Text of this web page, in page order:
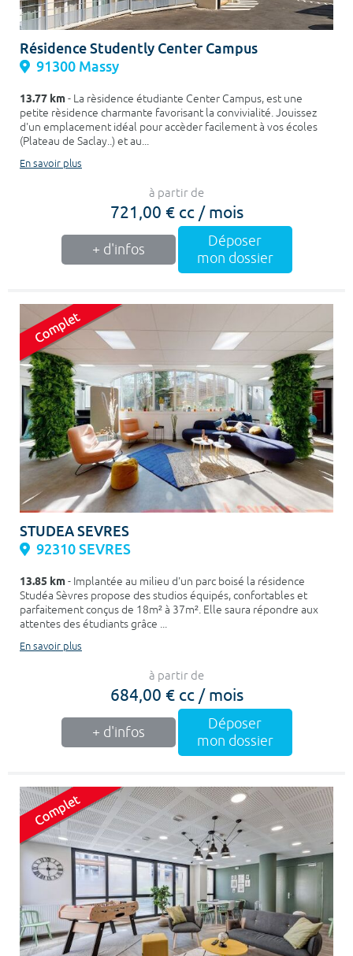
Résidence Studently Center Campus
91300 Massy
13.77 km- La rèsidence étudiante Center Campus, est une
petite rèsidence charmante favorisant la convivialité. Jouissez
d'un emplacement idéal pour accèder facilement à vos écoles
(Plateau de Saclay..) et au...
En savoir plus
à partir de
721,00 € cc / mois
+ d'infos
Déposer
mon dossier
STUDEA SEVRES
92310 SEVRES
13.85 km- Implantée au milieu d'un parc boisé la résidence
Studéa Sèvres propose des studios équipés, confortables et
parfaitement conçus de 18m² à 37m². Elle saura répondre aux
attentes des étudiants grâce ...
En savoir plus
à partir de
684,00 € cc / mois
+ d'infos
Déposer
mon dossier